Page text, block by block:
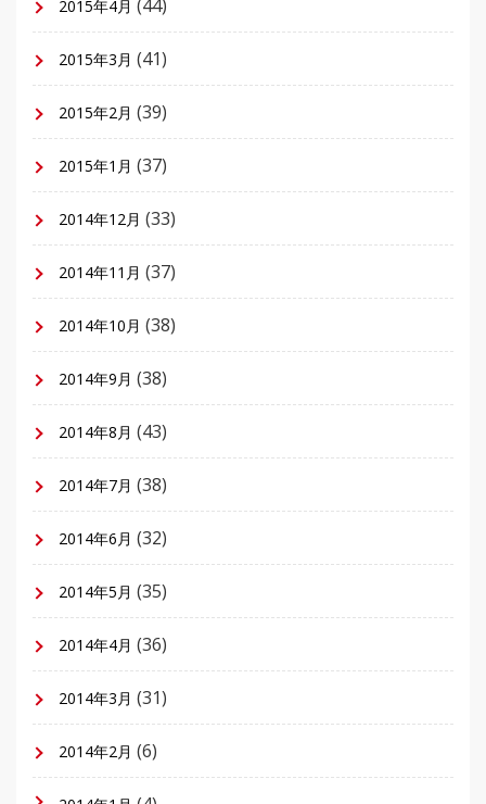
2015年4月 (44)
2015年3月 (41)
2015年2月 (39)
2015年1月 (37)
2014年12月 (33)
2014年11月 (37)
2014年10月 (38)
2014年9月 (38)
2014年8月 (43)
2014年7月 (38)
2014年6月 (32)
2014年5月 (35)
2014年4月 (36)
2014年3月 (31)
2014年2月 (6)